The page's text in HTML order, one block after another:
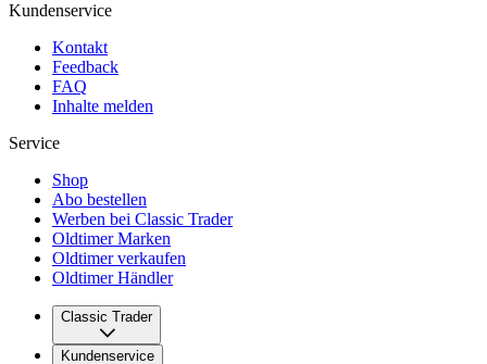
Kundenservice
Kontakt
Feedback
FAQ
Inhalte melden
Service
Shop
Abo bestellen
Werben bei Classic Trader
Oldtimer Marken
Oldtimer verkaufen
Oldtimer Händler
Classic Trader
Über uns
Kundenservice